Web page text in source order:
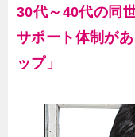
30代～40代の同
サポート体制が
ップ」